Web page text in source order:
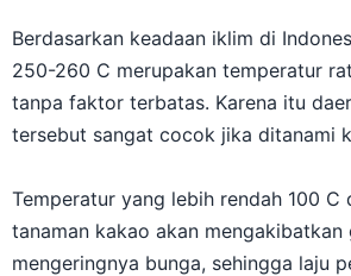
Berdasarkan keadaan iklim di
250-260 C merupakan temperatur
tanpa faktor terbatas. Karena itu
tersebut sangat cocok jika ditanami
Temperatur yang lebih rendah 100
tanaman kakao akan mengakibatkan
mengeringnya bunga, sehingga laju